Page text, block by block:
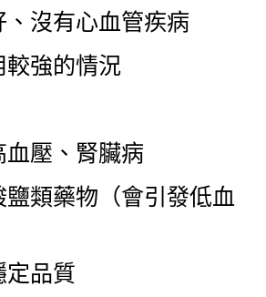
、沒有心血管疾病
較強的情況
壓、腎臟病
鹽類藥物（會引發低血
定品質